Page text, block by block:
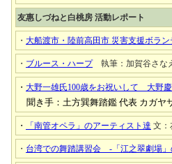
友惠しづねと白桃房 活動レポート
・ 大船渡市・陸前高田市 災害支援ボラン
・ ブルース・ハープ執筆：加賀谷さな
・ 大野一雄氏100歳をお祝いして 大野
聞き手：土方巽舞踏鑑 代表 カガヤ
・ 「南管オペラ」のアーティスト達 文：
・ 台湾での舞踏講習会 -「江之翠劇場」